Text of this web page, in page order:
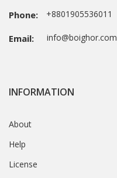
Phone: +8801905536011
Email: info@boighor.com
INFORMATION
About
Help
License